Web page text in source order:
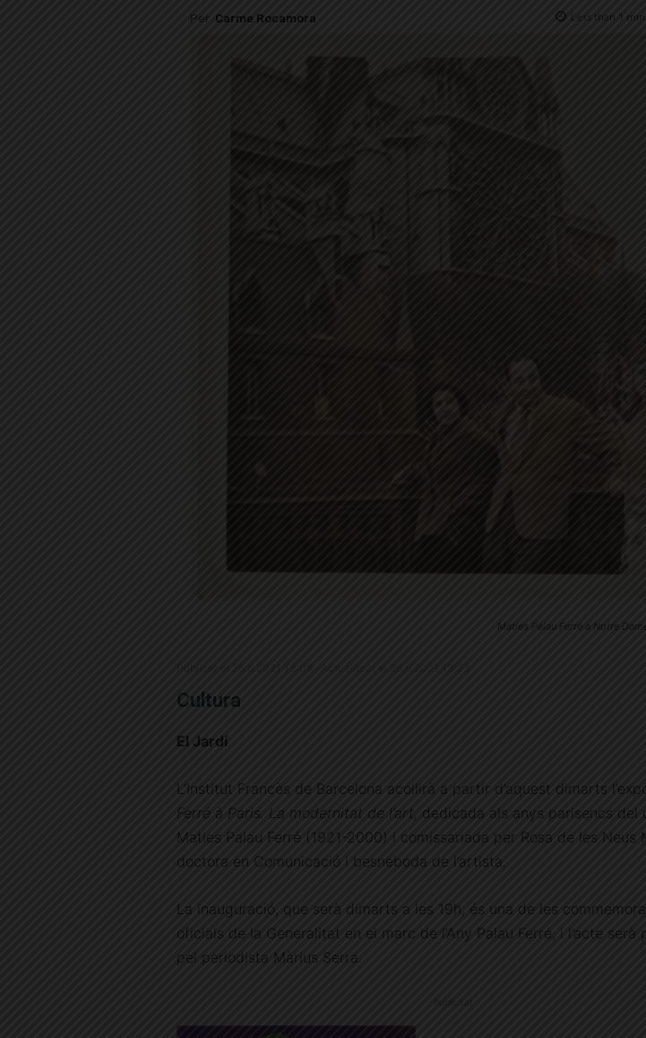
Per Carme Rocamora Less than 1 min.
Maties Palau Ferré a Notre
Cultura
El Jardí
L’Institut Francès de Barcelona acollirà a partir d’aquest dimarts
Ferré à Paris. La modernitat de l’art, dedicada als anys parisencs del
Maties Palau Ferré (1921-2000) i comissariada per Rosa de les Neus
doctora en Comunicació i besneboda de l’artista.
La inauguració, que serà dimarts a les 19h, és una de les
oficials de la Generalitat en el marc de l’Any Palau Ferré, i l’acte serà
pel periodista Màrius Serra.